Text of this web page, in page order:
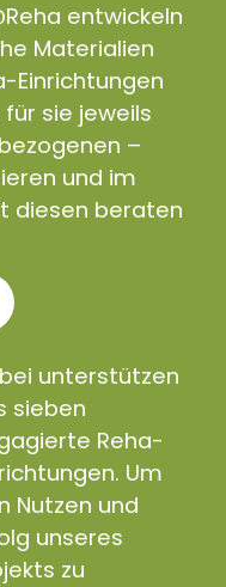
entwickeln
Materialien
Einrichtungen
sie jeweils
–
und im
diesen beraten
unterstützen
sieben
Reha-
Um
Nutzen und
unseres
zu